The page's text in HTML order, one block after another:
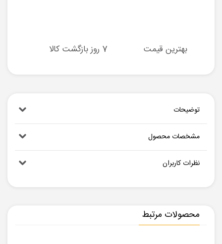
بهترین قیمت 7 روز بازگشت کالا
توضیحات
مشخصات محصول
نظرات کاربران
محصولات مرتبط